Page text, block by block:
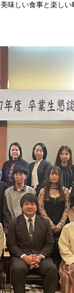
味しい食事と楽し